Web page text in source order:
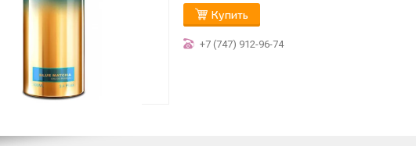
Купить
+7 (747) 912-96-74